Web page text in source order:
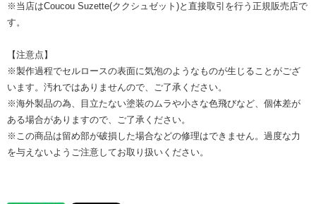
※当店はCoucou Suzette(ククシュゼット)と直接取引を行う正規販売店で
す。
【注意点】
※製作過程でセルロースの表面に気泡のようなものが生じることがござ
います。汚れではありませんので、ご了承ください。
※海外製品の為、目立たない塗装のムラや小さな色飛びなど、個体差が
ある場合がありますので、ご了承ください。
※この商品は留め部が破損した場合などの修理はできません。過度な力
を与えないようご注意してお取り扱いください。